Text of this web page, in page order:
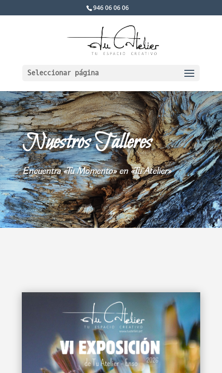
946 06 06 06
Seleccionar página
Nuestros Talleres
Encuentra «Tu Momento» en «Tu Atelier»